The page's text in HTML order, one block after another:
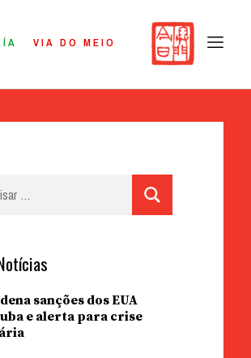
VIA DO MEIO
sanções dos EUA
e alerta para crise